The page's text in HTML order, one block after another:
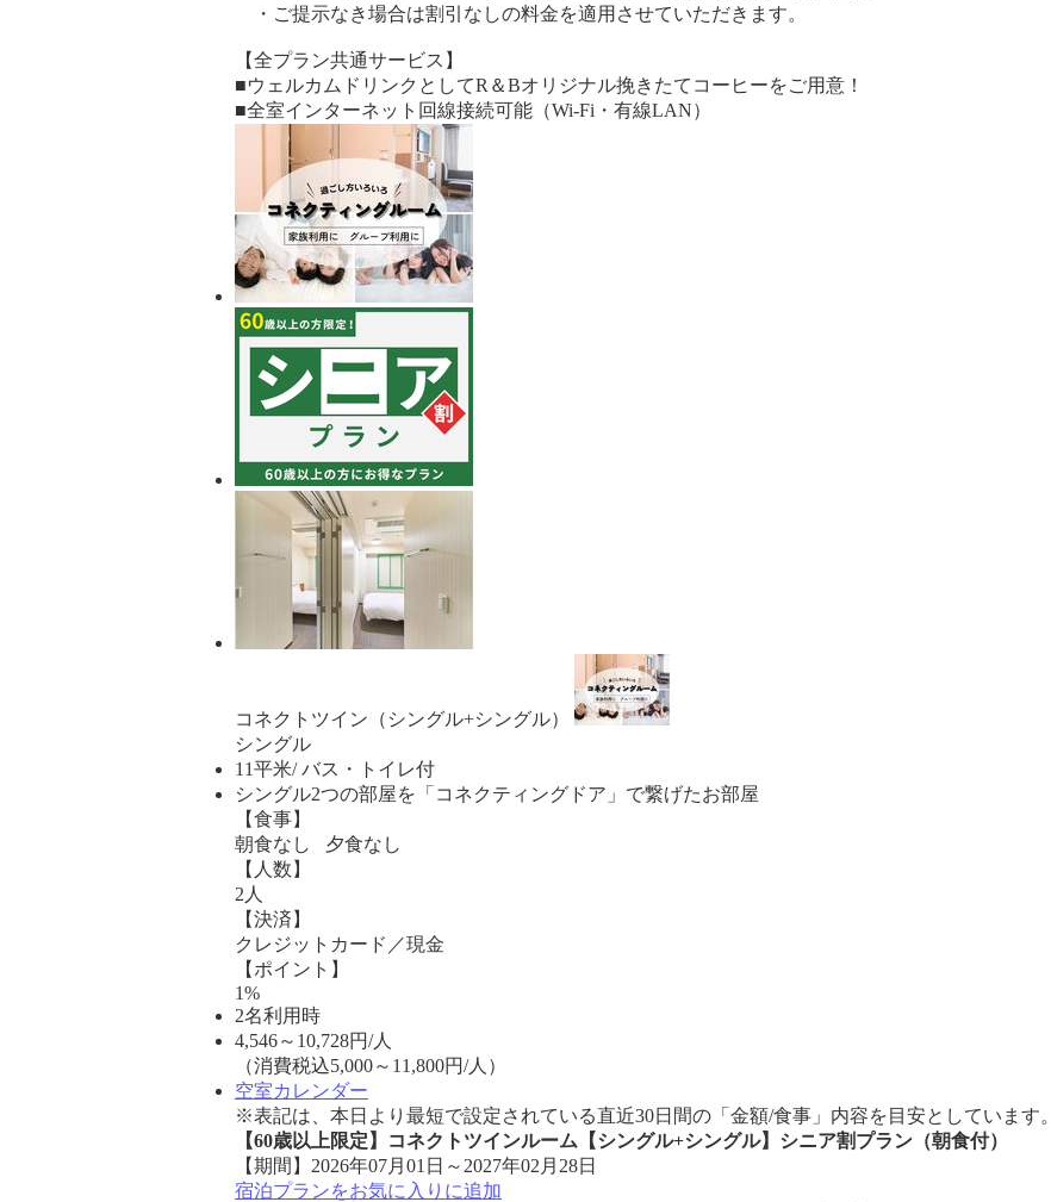
・ご提示なき場合は割引なしの料金を適用させていただきます。
【全プラン共通サービス】
■ウェルカムドリンクとしてR＆Bオリジナル挽きたてコーヒーをご用意！
■全室インターネット回線接続可能（Wi-Fi・有線LAN）
ラ
ン
の
写
真
コネクトツイン（シングル+シングル）
シングル
11平米/ バス・トイレ付
シングル2つの部屋を「コネクティングドア」で繋げたお部屋
【食事】
朝食なし 夕食なし
【人数】
2人
【決済】
クレジットカード／現金
【ポイント】
1%
2名利用時
4,546～ 10,728円/人
（消費税込5,000～11,800円/人）
空室カレンダー
※表記は、本日より最短で設定されている直近30日間の「金額/食事」内容を目安としています。
【60歳以上限定】コネクトツインルーム【シングル+シングル】シニア割プラン（朝食付）
【期間】2026年07月01日～2027年02月28日
宿泊プランをお気に入りに追加